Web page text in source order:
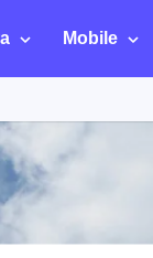
Mobile